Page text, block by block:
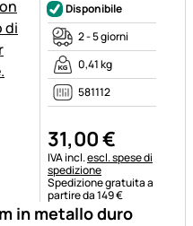
in metallo duro
Disponibile
2 - 5 giorni
0,41 kg
581112
31,00€
Informazioni fiscali:
IVA incl.escl. spese di
spedizione
Spedizione gratuita a
partire da 149 €